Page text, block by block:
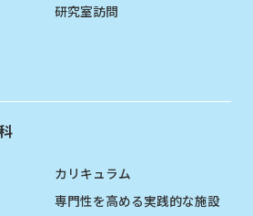
研究室訪問
カリキュラム
専門性を高める実践的な施設